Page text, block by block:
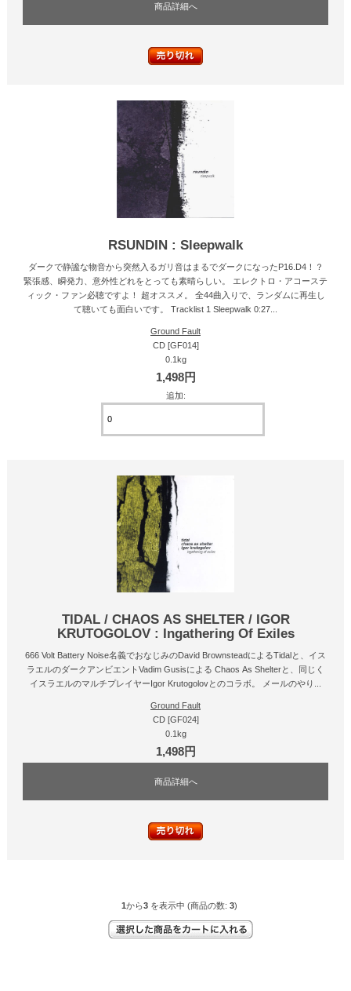
商品詳細へ
RSUNDIN : Sleepwalk
ダークで静謐な物音から突然入るガリ音はまるでダークになったP16.D4！？
緊張感、瞬発力、意外性どれをとっても素晴らしい。 エレクトロ・アコーステ
ィック・ファン必聴ですよ！ 超オススメ。 全44曲入りで、ランダムに再生し
て聴いても面白いです。 Tracklist 1 Sleepwalk 0:27...
Ground Fault
CD [GF014]
0.1kg
1,498円
追加:
TIDAL / CHAOS AS SHELTER / IGOR
KRUTOGOLOV : Ingathering Of Exiles
666 Volt Battery Noise名義でおなじみのDavid BrownsteadによるTidalと、イス
ラエルのダークアンビエントVadim Gusisによる Chaos As Shelterと、同じく
イスラエルのマルチプレイヤーIgor Krutogolovとのコラボ。 メールのやり...
Ground Fault
CD [GF024]
0.1kg
1,498円
商品詳細へ
1から3 を表示中 (商品の数: 3)